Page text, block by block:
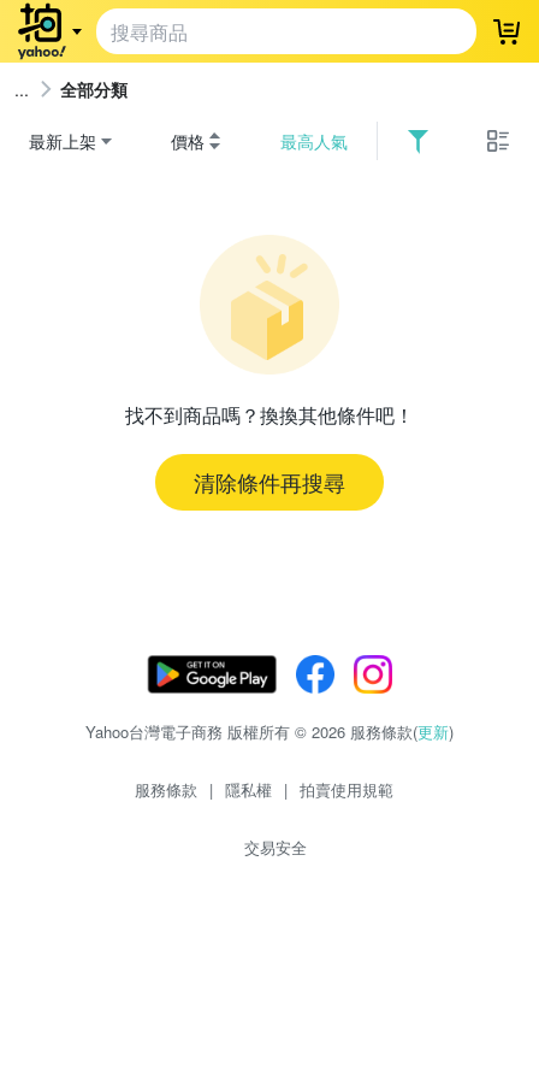
登
全部分類
最新上架 價格 最高人氣
找不到商品嗎？換換其他條件吧！
清除條件再搜尋
Yahoo台灣電子商務 版權所有 © 2026 服務條款(更新)
服務條款 | 隱私權 | 拍賣使用規範
交易安全